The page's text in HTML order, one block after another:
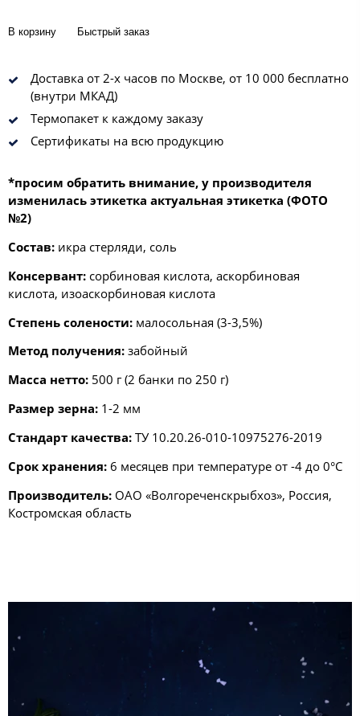
В корзину Быстрый заказ
Доставка от 2-х часов по Москве, от 10 000 бесплатно
(внутри МКАД)
Термопакет к каждому заказу
Сертификаты на всю продукцию
*просим обратить внимание, у производителя
изменилась этикетка актуальная этикетка (ФОТО
№2)
Состав: икра стерляди, соль
Консервант: сорбиновая кислота, аскорбиновая
кислота, изоаскорбиновая кислота
Степень солености: малосольная (3-3,5%)
Метод получения: забойный
Масса нетто: 500 г (2 банки по 250 г)
Размер зерна: 1-2 мм
Стандарт качества: ТУ 10.20.26-010-10975276-2019
Срок хранения: 6 месяцев при температуре от -4 до 0°С
Производитель: ОАО «Волгореченскрыбхоз», Россия,
Костромская область